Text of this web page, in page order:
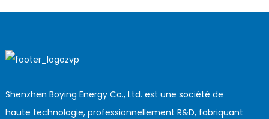
Shenzhen Boying Energy Co., Ltd. est une société de
haute technologie, professionnellement R&D, fabriquant